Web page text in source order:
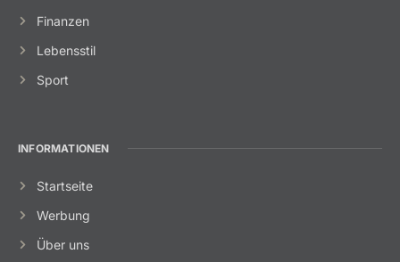
Finanzen
Lebensstil
Sport
INFORMATIONEN
Startseite
Werbung
Über uns